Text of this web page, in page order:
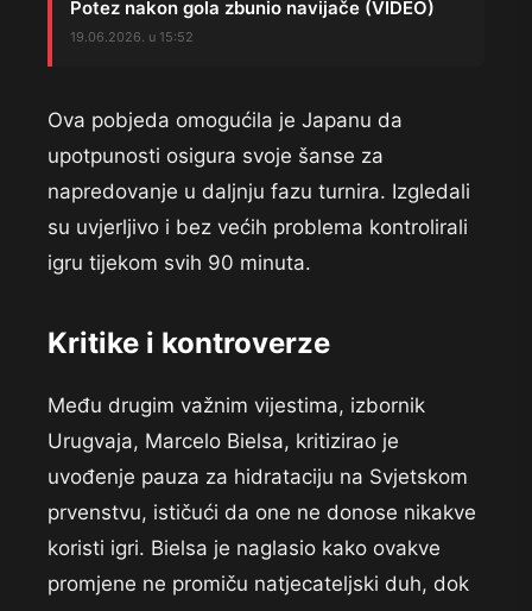
Potez nakon gola zbunio navijače (VIDEO)
19.06.2026. u 15:52
Ova pobjeda omogućila je Japanu da
upotpunosti osigura svoje šanse za
napredovanje u daljnju fazu turnira. Izgledali
su uvjerljivo i bez većih problema kontrolirali
igru tijekom svih 90 minuta.
Kritike i kontroverze
Među drugim važnim vijestima, izbornik
Urugvaja, Marcelo Bielsa, kritizirao je
uvođenje pauza za hidrataciju na Svjetskom
prvenstvu, ističući da one ne donose nikakve
koristi igri. Bielsa je naglasio kako ovakve
promjene ne promiču natjecateljski duh, dok